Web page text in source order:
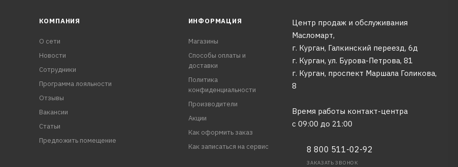
КОМПАНИЯ
О сети
Новости
Сотрудники
Программа лояльности
Отзывы
Вакансии
Статьи
Предложить помещение
ИНФОРМАЦИЯ
Магазины
Способы оплаты и
доставки
Политика
конфиденциальности
Производители
Акции
Как оформить заказ
Как записаться на сервис
Центр продаж и обслуживания
Масломарт,
г. Курган, Галкинский переезд, 6д
г. Курган, ул. Бурова-Петрова, 81
г. Курган, проспект Маршала Голикова,
8
Время работы контакт-центра
с 09:00 до 21:00
8 800 511-02-92
ЗАКАЗАТЬ ЗВОНОК